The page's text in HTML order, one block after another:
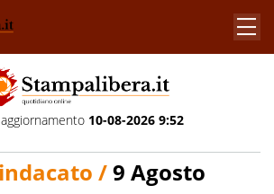
10-08-2026 9:52
/9 Agosto